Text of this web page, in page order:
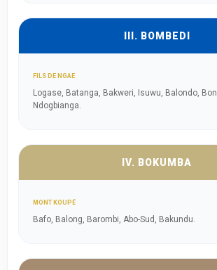
III. BOMBEDI
FILS DE NGAE
Logase, Batanga, Bakweri, Isuwu, Balondo,
Ndogbianga.
IV. BOKUMBA
MONT KOUPÉ
Bafo, Balong, Barombi, Abo-Sud, Bakundu.